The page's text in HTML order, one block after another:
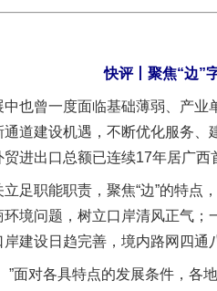
快评丨聚焦“边”
曾一度面临基础薄弱、产业
道建设机遇，不断优化服务
进出口总额已连续17年居广西
职能职责，聚焦“边”的特点
境问题，树立口岸清风正气
建设日趋完善，境内路网四通
对各具特点的发展条件，各
法徽映军营 权